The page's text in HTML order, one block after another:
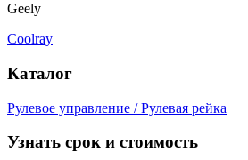
Geely
Coolray
Каталог
Рулевое управление / Рулевая рейка
Узнать срок и стоимость